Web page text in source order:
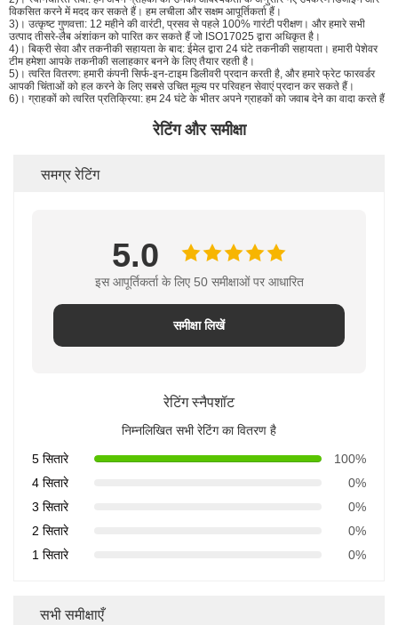
विकसित करने में मदद कर सकते हैं। हम लचीला और सक्षम आपूर्तिकर्ता हैं।
3)। उत्कृष्ट गुणवत्ता: 12 महीने की वारंटी, प्रसव से पहले 100% गारंटी परीक्षण। और हमारे सभी
उत्पाद तीसरे-लैब अंशांकन को पारित कर सकते हैं जो ISO17025 द्वारा अधिकृत है।
4)। बिक्री सेवा और तकनीकी सहायता के बाद: ईमेल द्वारा 24 घंटे तकनीकी सहायता। हमारी पेशेवर
टीम हमेशा आपके तकनीकी सलाहकार बनने के लिए तैयार रहती है।
5)। त्वरित वितरण: हमारी कंपनी सिर्फ-इन-टाइम डिलीवरी प्रदान करती है, और हमारे फ्रेट फारवर्डर
आपकी चिंताओं को हल करने के लिए सबसे उचित मूल्य पर परिवहन सेवाएं प्रदान कर सकते हैं।
6)। ग्राहकों को त्वरित प्रतिक्रिया: हम 24 घंटे के भीतर अपने ग्राहकों को जवाब देने का वादा करते हैं
रेटिंग और समीक्षा
समग्र रेटिंग
5.0
इस आपूर्तिकर्ता के लिए 50 समीक्षाओं पर आधारित
समीक्षा लिखें
रेटिंग स्नैपशॉट
निम्नलिखित सभी रेटिंग का वितरण है
5 सितारे
100%
4 सितारे
0%
3 सितारे
0%
2 सितारे
0%
1 सितारे
0%
सभी समीक्षाएँ